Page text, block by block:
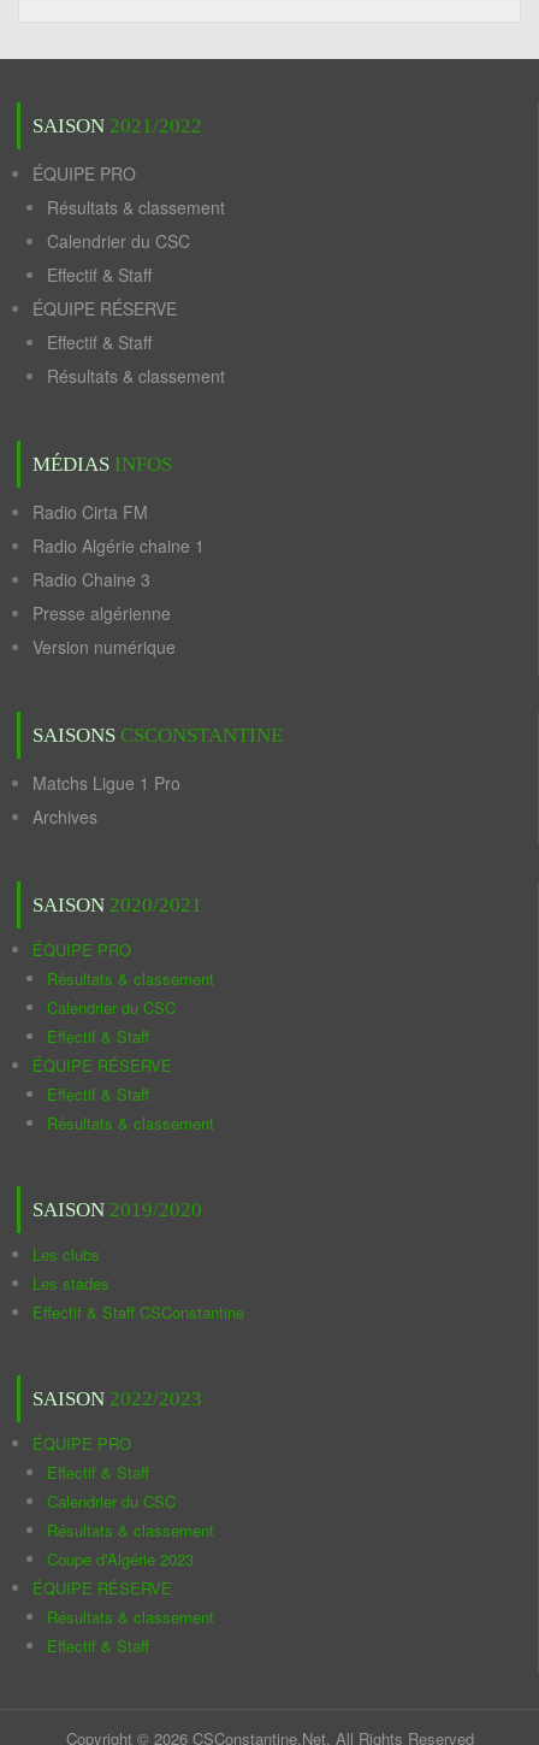
SAISON 2021/2022
ÉQUIPE PRO
Résultats & classement
Calendrier du CSC
Effectif & Staff
ÉQUIPE RÉSERVE
Effectif & Staff
Résultats & classement
MÉDIAS INFOS
Radio Cirta FM
Radio Algérie chaine 1
Radio Chaine 3
Presse algérienne
Version numérique
SAISONS CSCONSTANTINE
Matchs Ligue 1 Pro
Archives
SAISON 2020/2021
ÉQUIPE PRO
Résultats & classement
Calendrier du CSC
Effectif & Staff
ÉQUIPE RÉSERVE
Effectif & Staff
Résultats & classement
SAISON 2019/2020
Les clubs
Les stades
Effectif & Staff CSConstantine
SAISON 2022/2023
ÉQUIPE PRO
Effectif & Staff
Calendrier du CSC
Résultats & classement
Coupe d'Algérie 2023
ÉQUIPE RÉSERVE
Résultats & classement
Effectif & Staff
Copyright © 2026 CSConstantine.Net. All Rights Reserved